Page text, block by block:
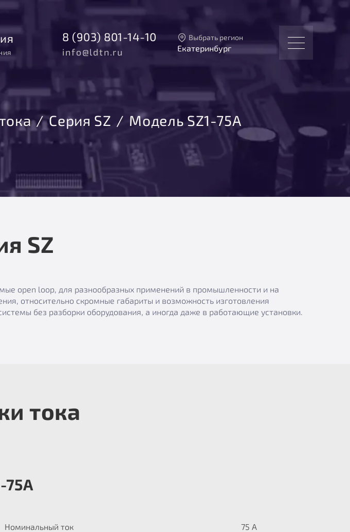
8 (903) 801-14-10
info@ldtn.ru
Выбрать регион
Екатеринбург
Екатеринбург
Серия SZ Модель SZ1-75А
SZ
open loop, для разнообразных применений в промышленности и на
относительно скромные габариты и возможность изготовления
без разборки оборудования, а иногда даже в работающие установки.
тока
75А
Номинальный ток 75 А